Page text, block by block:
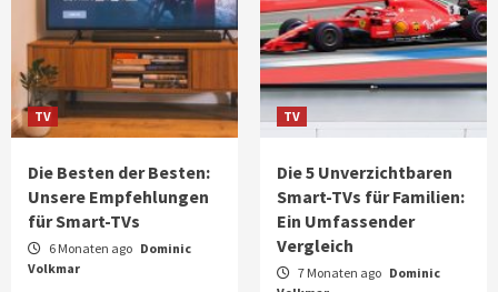
4
Die 5 Unverzichtbaren Smart-TVs für
Familien: Ein Umfassender Vergleich
5
Tipps
Wie Können Kinder Einen Sicheren Umgang
TV
Die Besten der Besten:
Unsere Empfehlungen
für Smart-TVs
6 Monaten ago Dominic
Volkmar
TV
Die 5 Unverzichtbaren
Smart-TVs für Familien:
Ein Umfassender
Vergleich
7 Monaten ago Dominic